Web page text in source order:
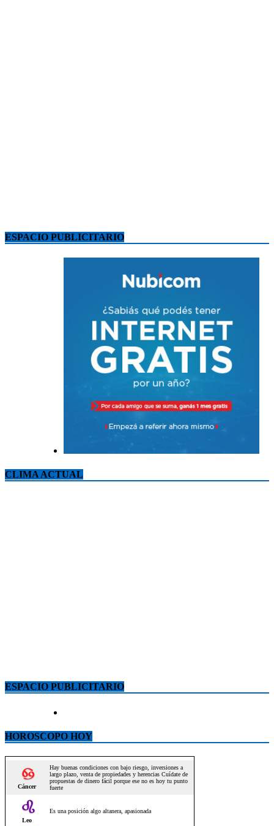
ESPACIO PUBLICITARIO
CLIMA ACTUAL
ESPACIO PUBLICITARIO
HOROSCOPO HOY